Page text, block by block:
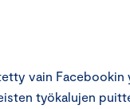
vain Facebookin
työkalujen